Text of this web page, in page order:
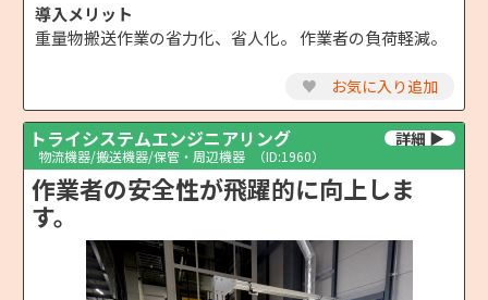
導入メリット
重量物搬送作業の省力化、省人化。 作業者の負荷軽減。
♥ お気に入り追加
トライシステムエンジニアリング
物流機器/搬送機器/保管・周辺機器 （ID:1960）
作業者の安全性が飛躍的に向上しま
す。